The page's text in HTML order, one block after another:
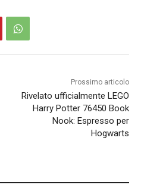
Prossimo articolo
Rivelato ufficialmente LEGO
Harry Potter 76450 Book
Nook: Espresso per
Hogwarts